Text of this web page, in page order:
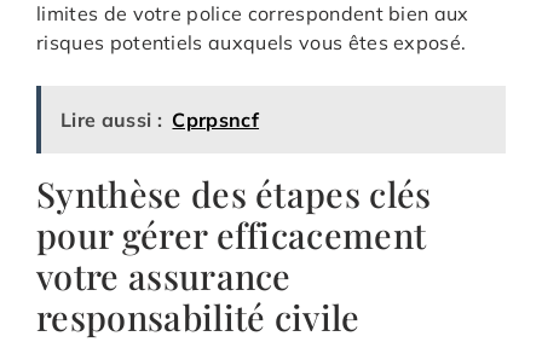
limites de votre police correspondent bien aux
risques potentiels auxquels vous êtes exposé.
Lire aussi : Cprpsncf
Synthèse des étapes clés
pour gérer efficacement
votre assurance
responsabilité civile